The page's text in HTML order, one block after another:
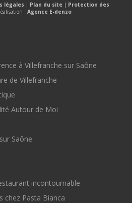
légales | Plan du site | Protection des
: Agence E-denzo
à Villefranche sur Saône
de Villefranche
Autour de Moi
Saône
incontournable
chez Pasta Bianca